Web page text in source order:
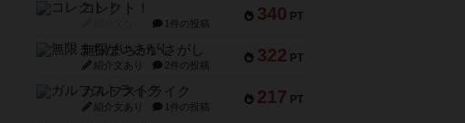
340 PT
コレクト！
1件の投稿
322 PT
無限まちがいさがし
紹介文あり 2件の投稿
217 PT
ガルフストライク
紹介文あり 1件の投稿